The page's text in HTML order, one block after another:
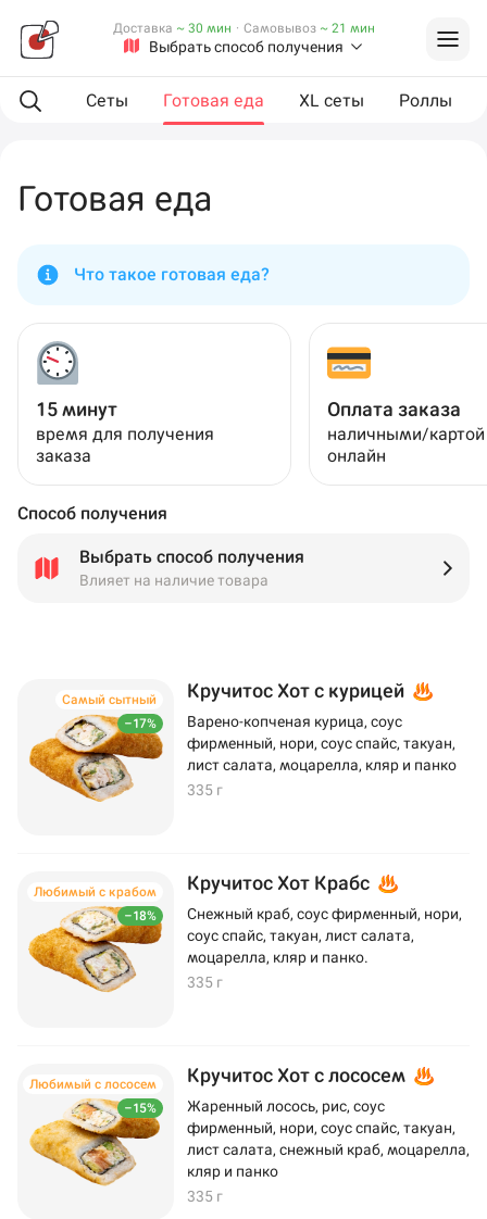
Выбрать способ получения
Доставка ~ 30 мин · Самовывоз ~ 21 мин
Сеты Готовая еда XL сеты Роллы
Готовая еда
Что такое готовая еда?
15 минут
время для получения
заказа
Оплата заказа
наличными/
онлайн
Способ получения
Выбрать способ получения
Влияет на наличие товара
–17%
Самый сытный Кручитос Хот с курицей
Варено-копченая курица, соус
фирменный, нори, соус спайс, такуан,
лист салата, моцарелла, кляр и панко
335 г
–18%
Любимый с крабом Кручитос Хот Крабс
Снежный краб, соус фирменный, нори,
соус спайс, такуан, лист салата,
моцарелла, кляр и панко.
335 г
–15%
Любимый с лососем Кручитос Хот с лососем
Жаренный лосось, рис, соус
фирменный, нори, соус спайс, такуан,
лист салата, снежный краб, моцарелла,
кляр и панко
335 г